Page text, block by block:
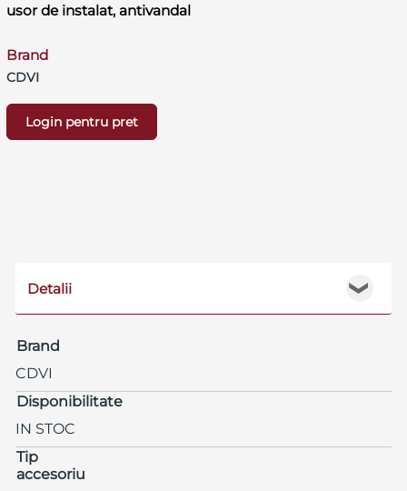
usor de instalat, antivandal
Brand
CDVI
Login pentru pret
❯
Detalii
Brand
CDVI
Disponibilitate
IN STOC
Tip
accesoriu